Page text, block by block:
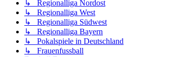
↳ Regionalliga Nordost
↳ Regionalliga West
↳ Regionalliga Südwest
↳ Regionalliga Bayern
↳ Pokalspiele in Deutschland
↳ Frauenfussball